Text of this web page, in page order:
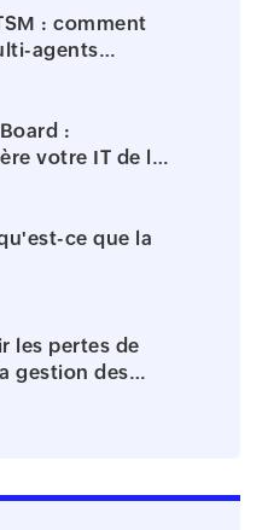
: comment
agents
:
votre IT de la
ce que la
les pertes de
gestion des